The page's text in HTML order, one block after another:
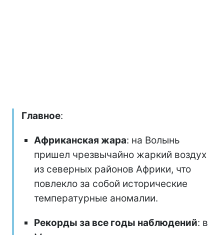
Главное:
Африканская жара: на Волынь
пришел чрезвычайно жаркий воздух
из северных районов Африки, что
повлекло за собой исторические
температурные аномалии.
Рекорды за все годы наблюдений: в